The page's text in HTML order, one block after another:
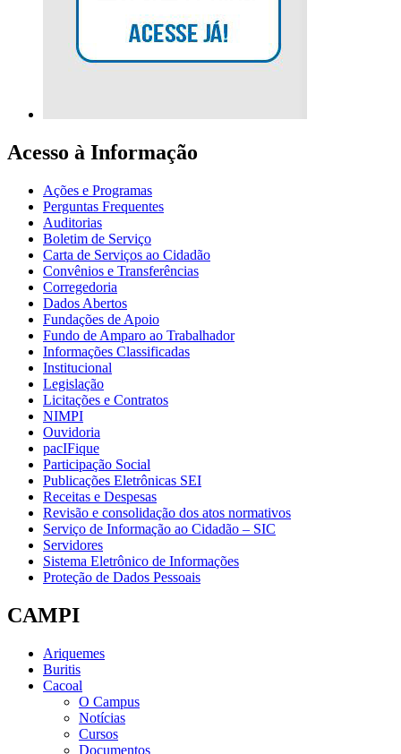
Acesso à Informação
Ações e Programas
Perguntas Frequentes
Auditorias
Boletim de Serviço
Carta de Serviços ao Cidadão
Convênios e Transferências
Corregedoria
Dados Abertos
Fundações de Apoio
Fundo de Amparo ao Trabalhador
Informações Classificadas
Institucional
Legislação
Licitações e Contratos
NIMPI
Ouvidoria
pacIFique
Participação Social
Publicações Eletrônicas SEI
Receitas e Despesas
Revisão e consolidação dos atos normativos
Serviço de Informação ao Cidadão – SIC
Servidores
Sistema Eletrônico de Informações
Proteção de Dados Pessoais
CAMPI
Ariquemes
Buritis
Cacoal
O Campus
Notícias
Cursos
Documentos